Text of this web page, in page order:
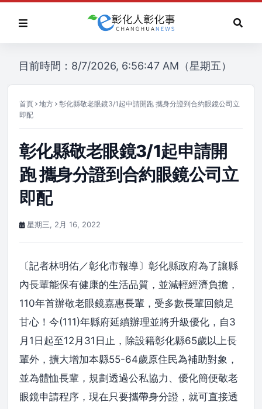
目前時間：8/7/2026, 6:56:47 AM（星期五）
首頁 地方
彰化縣敬老眼鏡3/1起申請開跑 攜身分證到合約眼鏡公司立
即配
彰化縣敬老眼鏡3/1起申請開
跑 攜身分證到合約眼鏡公司立
即配
星期三, 2月 16, 2022
〔記者林明佑／彰化市報導〕彰化縣政府為了讓縣
內長輩能保有健康的生活品質，並減輕經濟負擔，
110年首辦敬老眼鏡嘉惠長輩，受多數長輩回饋足
甘心！今(111)年縣府延續辦理並將升級優化，自3
月1日起至12月31日止，除設籍彰化縣65歲以上長
輩外，擴大增加本縣55-64歲原住民為補助對象，
並為體恤長輩，規劃透過公私協力、優化簡便敬老
眼鏡申請程序，現在只要攜帶身分證，就可直接透